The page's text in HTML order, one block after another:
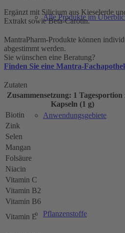
Alle Produkte im
Anwendungsgebiete
Pflanzenstoffe
Ergänzt mit Silicium aus Kieselerde
Extrakt sowie Beta-Carotin.
MantraPharm-Produkte können
abgestimmt werden.
Sie wünschen eine Beratung?
Finden Sie eine Mantra-
Zutaten
Zusammensetzung: 1 Tagesportion
Kapseln (1 g)
Biotin
Zink
Selen
Mangan
Folsäure
Niacin
Vitamin C
Vitamin B2
Vitamin B6
Vitamin E